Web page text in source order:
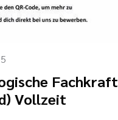
Fachkraft
Vollzeit